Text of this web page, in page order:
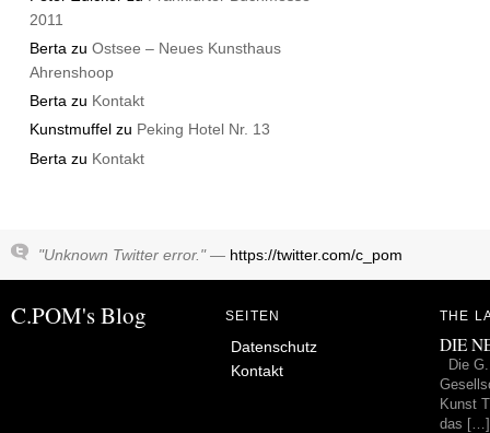
2011
Berta zuOstsee – Neues Kunsthaus
Ahrenshoop
Berta zu Kontakt
Kunstmuffel zu Peking Hotel Nr. 13
Berta zu Kontakt
"Unknown Twitter error." — https://twitter.com/c_pom
C.POM's Blog SEITEN
Datenschutz
Kontakt
THE
DIE
Die
Kunst
das […]